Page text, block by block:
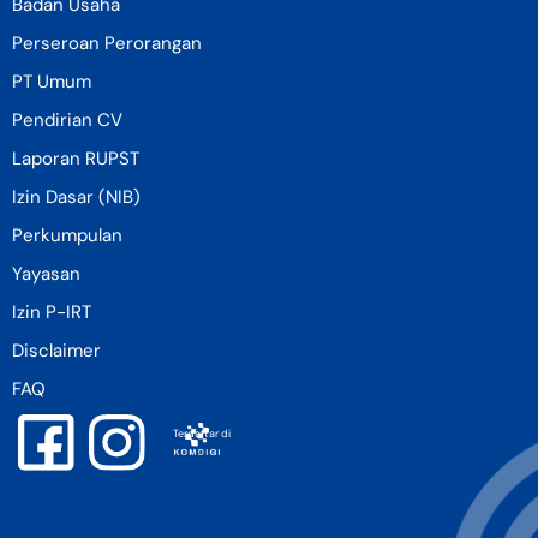
Perseroan Perorangan
PT Umum
Pendirian CV
Laporan RUPST
Izin Dasar (NIB)
Perkumpulan
Yayasan
Izin P-IRT
Disclaimer
FAQ
Terdaftar di